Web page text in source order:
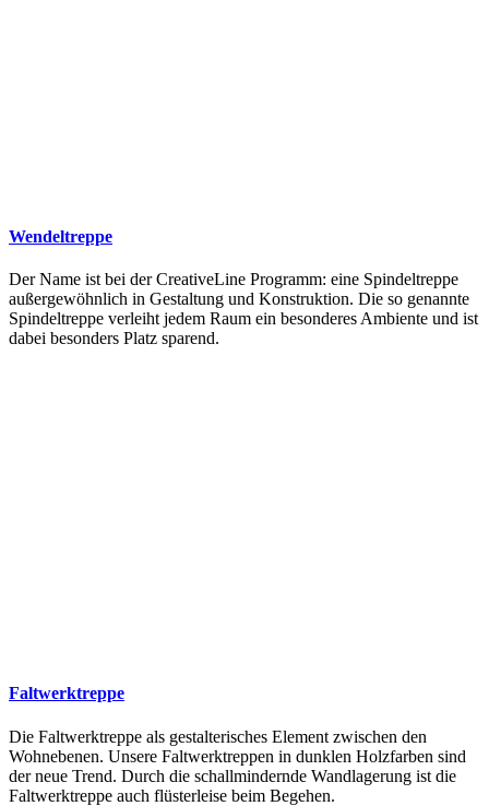
Wendeltreppe
Der Name ist bei der CreativeLine Programm: eine Spindeltreppe
außergewöhnlich in Gestaltung und Konstruktion. Die so genannte
Spindeltreppe verleiht jedem Raum ein besonderes Ambiente und ist
dabei besonders Platz sparend.
Faltwerktreppe
Die Faltwerktreppe als gestalterisches Element zwischen den
Wohnebenen. Unsere Faltwerktreppen in dunklen Holzfarben sind
der neue Trend. Durch die schallmindernde Wandlagerung ist die
Faltwerktreppe auch flüsterleise beim Begehen.